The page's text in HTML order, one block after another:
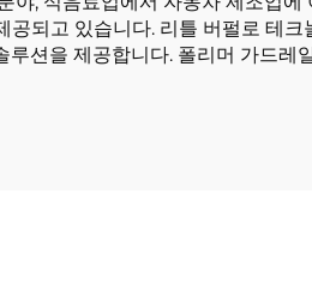
되고 있습니다. 리틀 버펄로 테
션을 제공합니다. 폴리머 가드